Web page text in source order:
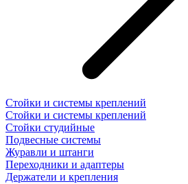
Стойки и системы креплений
Стойки и системы креплений
Стойки студийные
Подвесные системы
Журавли и штанги
Переходники и адаптеры
Держатели и крепления